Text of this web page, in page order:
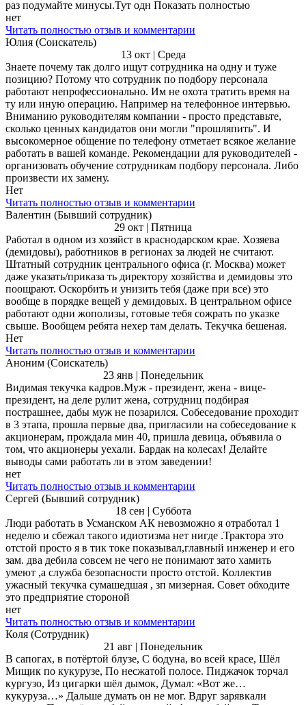
раз подумайте минусы.Тут одн Показать полностью
нет
Читать полностью отзыв и комментарии
Юлия (Соискатель)
13 окт | Среда
Знаете почему так долго ищут сотрудника на одну и туже
позицию? Потому что сотрудник по подбору персонала
работают непрофессионально. Им не охота тратить время на
ту или иную операцию. Например на телефонное интервью.
Вниманию руководителям компании - просто представьте,
сколько ценных кандидатов они могли "прошляпить". И
высокомерное общение по телефону отметает всякое желание
работать в вашей команде. Рекомендации для руководителей -
организовать обучение сотрудникам подбору персонала. Либо
произвести их замену.
Нет
Читать полностью отзыв и комментарии
Валентин (Бывший сотрудник)
29 окт | Пятница
Работал в одном из хозяйст в краснодарском крае. Хозяева
(демидовы), работников в регионах за людей не считают.
Штатный сотрудник центрального офиса (г. Москва) может
даже указать/приказа ть директору хозяйства и демидовы это
поощрают. Оскорбить и унизить тебя (даже при все) это
вообще в порядке вещей у демидовых. В центральном офисе
работают одни жополизы, готовые тебя сожрать по указке
свыше. Вообщем ребята нехер там делать. Текучка бешеная.
Нет
Читать полностью отзыв и комментарии
Аноним (Соискатель)
23 янв | Понедельник
Видимая текучка кадров.Муж - президент, жена - вице-
президент, на деле рулит жена, сотрудниц подбирая
пострашнее, дабы муж не позарился. Собеседование проходит
в 3 этапа, прошла первые два, пригласили на собеседование к
акционерам, прождала мин 40, пришла девица, объявила о
том, что акционеры уехали. Бардак на колесах! Делайте
выводы сами работать ли в этом заведении!
нет
Читать полностью отзыв и комментарии
Сергей (Бывший сотрудник)
18 сен | Суббота
Люди работать в Усманском АК невозможно я отработал 1
неделю и сбежал такого идиотизма нет нигде .Трактора это
отстой просто я в тик токе показывал,главный инженер и его
зам. два дебила совсем не чего не понимают зато хамить
умеют ,а служба безопасности просто отстой. Коллектив
ужасный текучка сумашедшая , зп мизерная. Совет обходите
это предприятие стороной
нет
Читать полностью отзыв и комментарии
Коля (Сотрудник)
21 авг | Понедельник
В сапогах, в потёртой блузе, С бодуна, во всей красе, Шёл
Мищик по кукурузе, По несжатой полосе. Пиджачок торчал
кургузо, Из цигарки шёл дымок, Думал: «Вот же…
кукуруза…» Дальше думать он не мог. Вдруг зарявкали